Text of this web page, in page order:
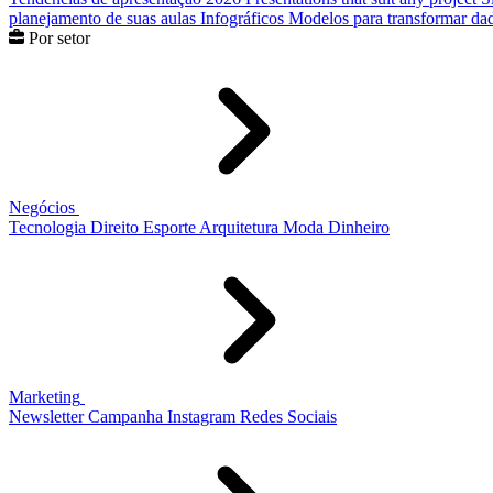
planejamento de suas aulas Infográficos Modelos para transformar
Por setor
Negócios
Tecnologia Direito Esporte Arquitetura Moda Dinheiro
Marketing
Newsletter Campanha Instagram Redes Sociais